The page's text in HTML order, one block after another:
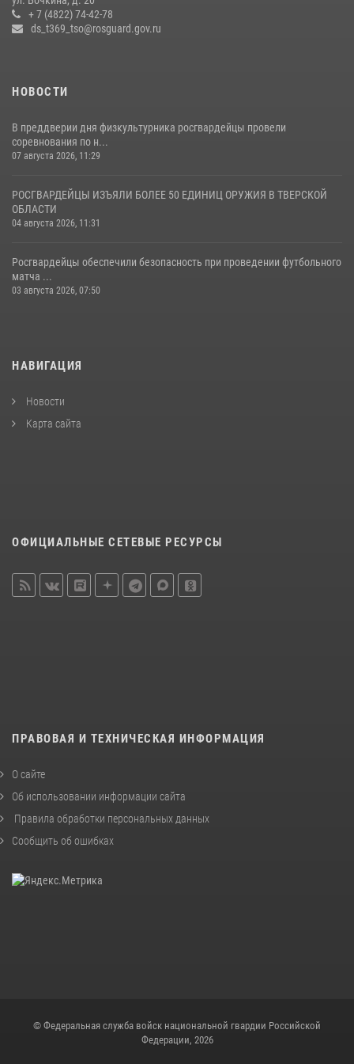
22 июля 2026, 08:35
+ 7 (4822) 74-42-78
ds_t369_tso@rosguard.gov.ru
НОВОСТИ
В преддверии дня физкультурника росгвардейцы провели
соревнования по н...
07 августа 2026, 11:29
РОСГВАРДЕЙЦЫ ИЗЪЯЛИ БОЛЕЕ 50 ЕДИНИЦ ОРУЖИЯ В ТВЕРСКОЙ
ОБЛАСТИ
04 августа 2026, 11:31
Росгвардейцы обеспечили безопасность при проведении футбольного
матча ...
03 августа 2026, 07:50
НАВИГАЦИЯ
Новости
Карта сайта
ОФИЦИАЛЬНЫЕ СЕТЕВЫЕ РЕСУРСЫ
ПРАВОВАЯ И ТЕХНИЧЕСКАЯ ИНФОРМАЦИЯ
О сайте
Об использовании информации сайта
Правила обработки персональных данных
Сообщить об ошибках
© Федеральная служба войск национальной гвардии Российской
Федерации, 2026